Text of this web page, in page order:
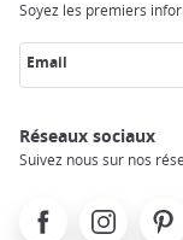
Soyez les premiers
Email
Réseaux sociaux
Suivez nous sur nos
FacebookInstagram